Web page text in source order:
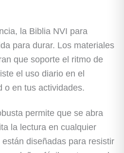
la Biblia NVI para
para durar. Los materiales
que soporte el ritmo de
el uso diario en el
o en tus actividades.
permite que se abra
la lectura en cualquier
diseñadas para resistir